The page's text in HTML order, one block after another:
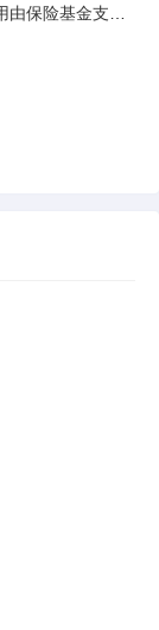
由保险基金支
自己掏钱。很
这篇就把这事